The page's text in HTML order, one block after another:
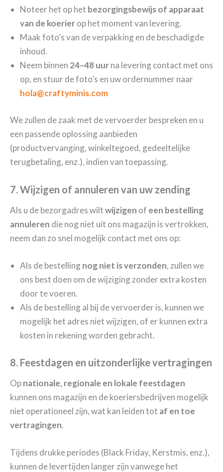
Noteer het op het bezorgingsbewijs of apparaat
van de koerierop het moment van levering.
Maak foto’s van de verpakking en de beschadigde
inhoud.
Neem binnen 24–48 uurna levering contact met ons
op, en stuur de foto’s en uw ordernummer naar
hola@craftyminis.com
We zullen de zaak met de vervoerder bespreken en u
een passende oplossing aanbieden
(productvervanging, winkeltegoed, gedeeltelijke
terugbetaling, enz.), indien van toepassing.
7. Wijzigen of annuleren van uw zending
Als u de bezorgadres wiltwijzigen of een bestelling
annuleren die nog niet uit ons magazijn is vertrokken,
neem dan zo snel mogelijk contact met ons op:
Als de bestellingnog niet is verzonden, zullen we
ons best doen om de wijziging zonder extra kosten
door te voeren.
Als de bestelling al bij de vervoerder is, kunnen we
mogelijk het adres niet wijzigen, of er kunnen extra
kosten in rekening worden gebracht.
8. Feestdagen en uitzonderlijke vertragingen
Opnationale, regionale en lokale feestdagen
kunnen ons magazijn en de koeriersbedrijven mogelijk
niet operationeel zijn, wat kan leiden tot af en toe
vertragingen.
Tijdens drukke periodes (Black Friday, Kerstmis, enz.),
kunnen de levertijden langer zijn vanwege het